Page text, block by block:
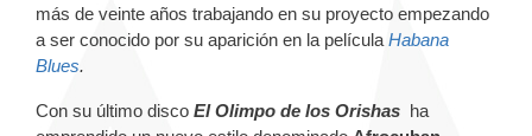
más de veinte años trabajando en su proyecto empezando
a ser conocido por su aparición en la película Habana
Blues.
Con su último disco El Olimpo de los Orishas ha